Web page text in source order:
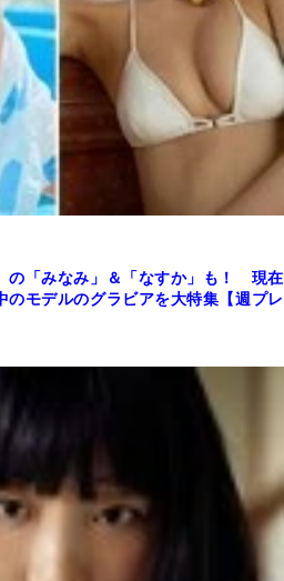
の「みなみ」＆「なすか」も！ 現在
のモデルのグラビアを大特集【週プレ